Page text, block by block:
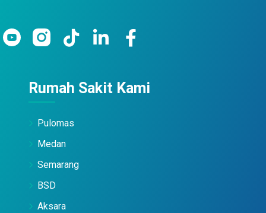
Rumah Sakit Kami
Pulomas
Medan
Semarang
BSD
Aksara